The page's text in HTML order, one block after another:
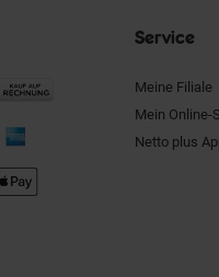
Service
Meine Filiale
Mein Online-
Netto plus